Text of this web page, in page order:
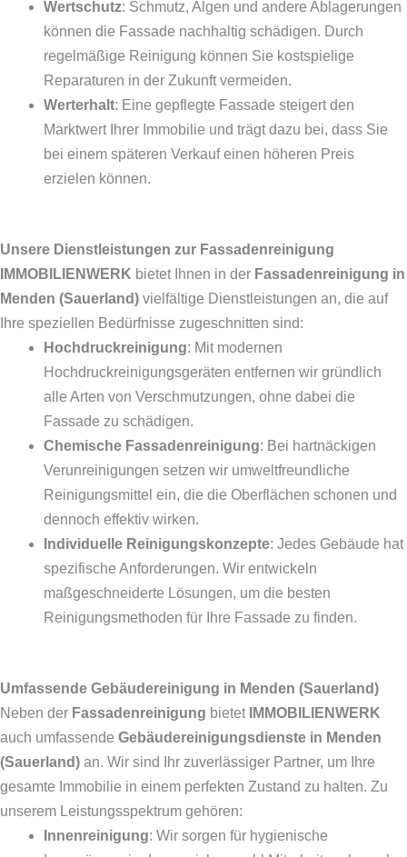
Wertschutz: Schmutz, Algen und andere Ablagerungen
können die Fassade nachhaltig schädigen. Durch
regelmäßige Reinigung können Sie kostspielige
Reparaturen in der Zukunft vermeiden.
Werterhalt: Eine gepflegte Fassade steigert den
Marktwert Ihrer Immobilie und trägt dazu bei, dass Sie
bei einem späteren Verkauf einen höheren Preis
erzielen können.
Unsere Dienstleistungen zur Fassadenreinigung
IMMOBILIENWERK bietet Ihnen in der Fassadenreinigung in
Menden (Sauerland) vielfältige Dienstleistungen an, die auf
Ihre speziellen Bedürfnisse zugeschnitten sind:
Hochdruckreinigung: Mit modernen
Hochdruckreinigungsgeräten entfernen wir gründlich
alle Arten von Verschmutzungen, ohne dabei die
Fassade zu schädigen.
Chemische Fassadenreinigung: Bei hartnäckigen
Verunreinigungen setzen wir umweltfreundliche
Reinigungsmittel ein, die die Oberflächen schonen und
dennoch effektiv wirken.
Individuelle Reinigungskonzepte: Jedes Gebäude hat
spezifische Anforderungen. Wir entwickeln
maßgeschneiderte Lösungen, um die besten
Reinigungsmethoden für Ihre Fassade zu finden.
Umfassende Gebäudereinigung in Menden (Sauerland)
Neben der Fassadenreinigung bietet IMMOBILIENWERK
auch umfassende Gebäudereinigungsdienste in Menden
(Sauerland) an. Wir sind Ihr zuverlässiger Partner, um Ihre
gesamte Immobilie in einem perfekten Zustand zu halten. Zu
unserem Leistungsspektrum gehören:
Innenreinigung: Wir sorgen für hygienische